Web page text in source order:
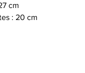
cm
: 20 cm